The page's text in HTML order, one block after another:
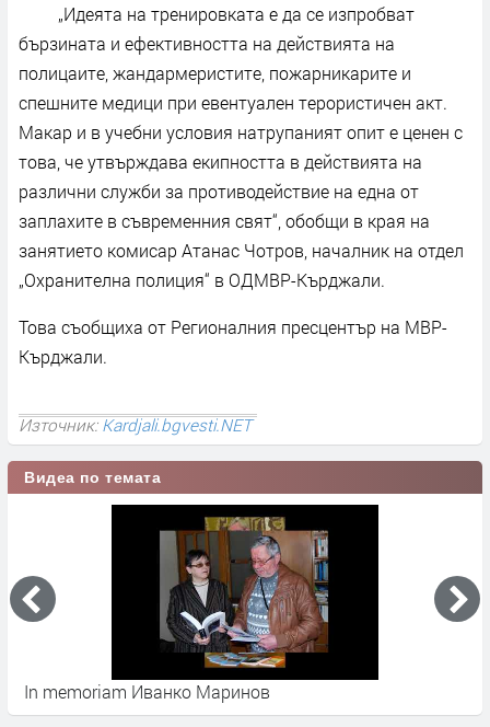
„Идеята на тренировката е да се изпробват
бързината и ефективността на действията на
полицаите, жандармеристите, пожарникарите и
спешните медици при евентуален терористичен акт.
Макар и в учебни условия натрупаният опит е ценен с
това, че утвърждава екипността в действията на
различни служби за противодействие на една от
заплахите в съвременния свят“, обобщи в края на
занятието комисар Атанас Чотров, началник на отдел
„Охранителна полиция“ в ОДМВР-Кърджали.
Това съобщиха от Регионалния пресцентър на МВР-
Кърджали.
Източник:Kardjali.bgvesti.NET
Видеа по темата
In memoriam Иванко Маринов